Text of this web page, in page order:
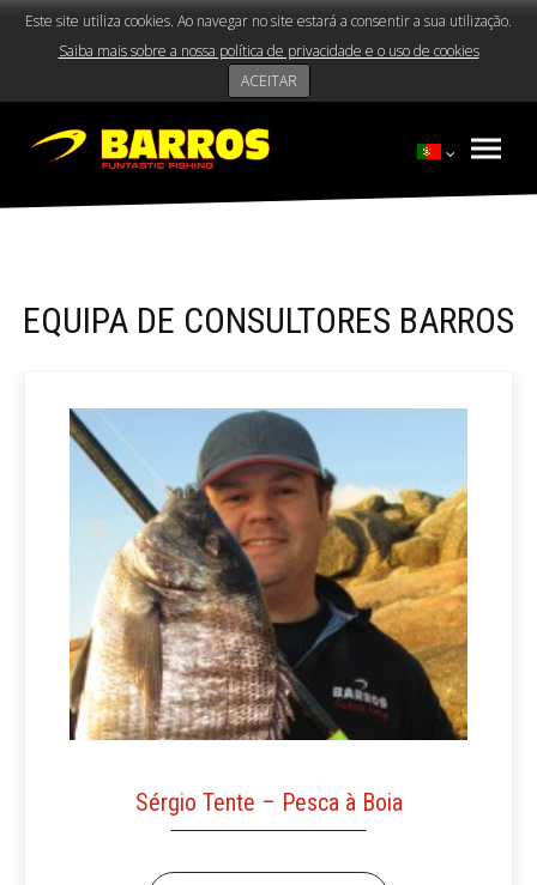
Este site utiliza cookies. Ao navegar no site estará a consentir a sua utilização.
Saiba mais sobre a nossa política de privacidade e o uso de cookies
ACEITAR
EQUIPA DE CONSULTORES BARROS
Sérgio Tente – Pesca à Boia